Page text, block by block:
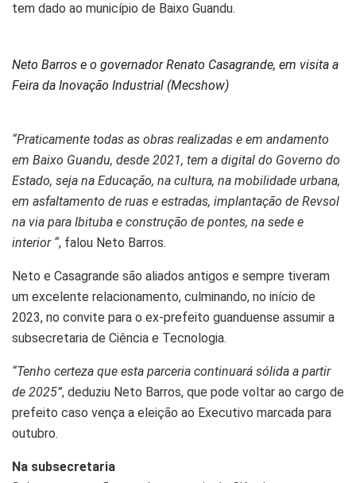
tem dado ao município de Baixo Guandu.
Neto Barros e o governador Renato Casagrande, em visita a
Feira da Inovação Industrial (Mecshow)
“Praticamente todas as obras realizadas e em andamento
em Baixo Guandu, desde 2021, tem a digital do Governo do
Estado, seja na Educação, na cultura, na mobilidade urbana,
em asfaltamento de ruas e estradas, implantação de Revsol
na via para Ibituba e construção de pontes, na sede e
interior “, falou Neto Barros.
Neto e Casagrande são aliados antigos e sempre tiveram
um excelente relacionamento, culminando, no início de
2023, no convite para o ex-prefeito guanduense assumir a
subsecretaria de Ciência e Tecnologia.
“Tenho certeza que esta parceria continuará sólida a partir
de 2025”, deduziu Neto Barros, que pode voltar ao cargo de
prefeito caso vença a eleição ao Executivo marcada para
outubro.
Na subsecretaria